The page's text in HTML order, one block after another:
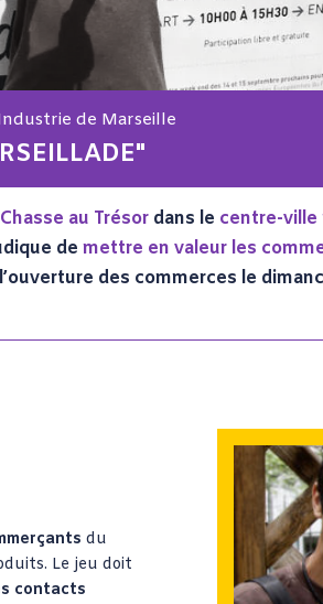
de Marseille
au Trésordans le centre-ville
de mettre en valeur les
des commerces le
du
Le jeu doit
contacts